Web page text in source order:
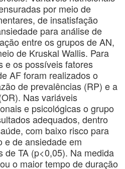
por meio de
de insatisfação
para análise de
entre os grupos de AN,
de Kruskal Wallis. Para
e os possíveis fatores
AF foram realizados o
de prevalências (RP) e a
Nas variáveis
e psicológicas o grupo
adequados, dentro
com baixo risco para
e de ansiedade em
de TA (p<0,05). Na medida
o maior tempo de duração